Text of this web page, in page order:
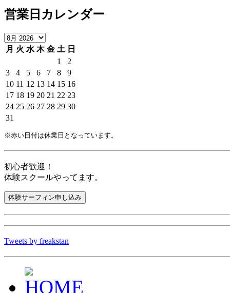
営業日カレンダー
月 火 水 木 金 土 日
1
2
3
4 5 6 7 8
9
10 11 12 13 14 15 16
17 18 19 20 21 22 23
24 25 26 27 28 29 30
31
※赤い日付は休業日となっています。
初心者歓迎！
体験スクールやってます。
Tweets by freakstan